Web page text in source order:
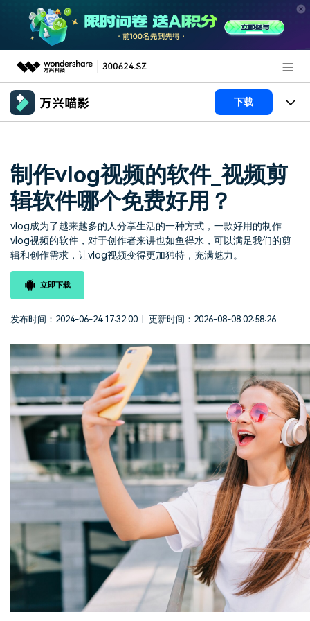
推荐产品
新闻中心
关于万兴
加入我们
帮助中心
下载
产品系统
产品功能
AI功能
视频/照片
AI 文本转视频 NEW
AI 图生视频 NEW
AI 绘画
文本
解决方案
政企服务
品牌合作故事
使用教程
其他
帮助中心
产品支持
登录 立即购买
制作vlog视频的软件_视频剪
辑软件哪个免费好用？
vlog成为了越来越多的人分享生活的一种方式，一款好用的制作
vlog视频的软件，对于创作者来讲也如鱼得水，可以满足我们的剪
辑和创作需求，让vlog视频变得更加独特，充满魅力。
立即下载
发布时间：2024-06-24 17:32:00 更新时间：2026-08-08 02:58:26